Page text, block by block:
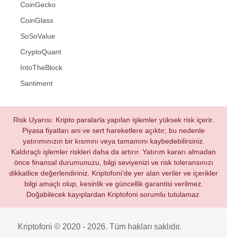
CoinGecko
CoinGlass
SoSoValue
CryptoQuant
IntoTheBlock
Santiment
Risk Uyarısı: Kripto paralarla yapılan işlemler yüksek risk içerir.
Piyasa fiyatları ani ve sert hareketlere açıktır; bu nedenle
yatırımınızın bir kısmını veya tamamını kaybedebilirsiniz.
Kaldıraçlı işlemler riskleri daha da artırır. Yatırım kararı almadan
önce finansal durumunuzu, bilgi seviyenizi ve risk toleransınızı
dikkatlice değerlendiriniz. Kriptofoni’de yer alan veriler ve içerikler
bilgi amaçlı olup, kesinlik ve güncellik garantisi verilmez.
Doğabilecek kayıplardan Kriptofoni sorumlu tutulamaz.
Kriptofoni © 2020 - 2026. Tüm hakları saklıdır.